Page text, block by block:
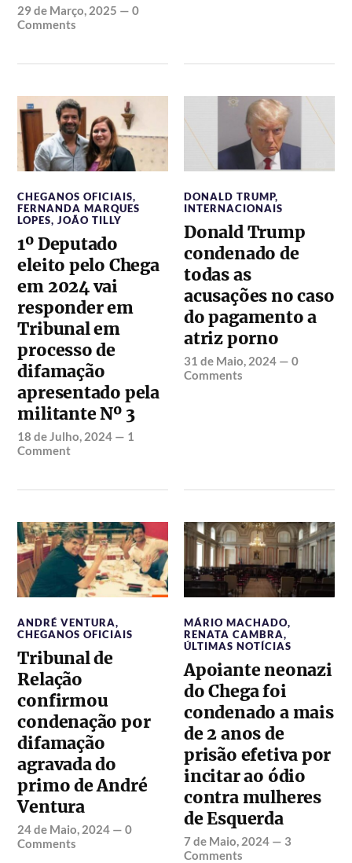
29 de Março, 2025 —0
Comments
CHEGANOS OFICIAIS,
FERNANDA MARQUES
LOPES,JOÃO TILLY
1º Deputado
eleito pelo Chega
em 2024 vai
responder em
Tribunal em
processo de
difamação
apresentado pela
militante Nº 3
18 de Julho, 2024 — 1
Comment
DONALD TRUMP,
INTERNACIONAIS
Donald Trump
condenado de
todas as
acusações no caso
do pagamento a
atriz porno
31 de Maio, 2024 —0
Comments
ANDRÉ VENTURA,
CHEGANOS OFICIAIS
Tribunal de
Relação
confirmou
condenação por
difamação
agravada do
primo de André
Ventura
24 de Maio, 2024 —0
Comments
MÁRIO MACHADO,
RENATA CAMBRA,
ÚLTIMAS NOTÍCIAS
Apoiante neonazi
do Chega foi
condenado a mais
de 2 anos de
prisão efetiva por
incitar ao ódio
contra mulheres
de Esquerda
7 de Maio, 2024 — 3
Comments